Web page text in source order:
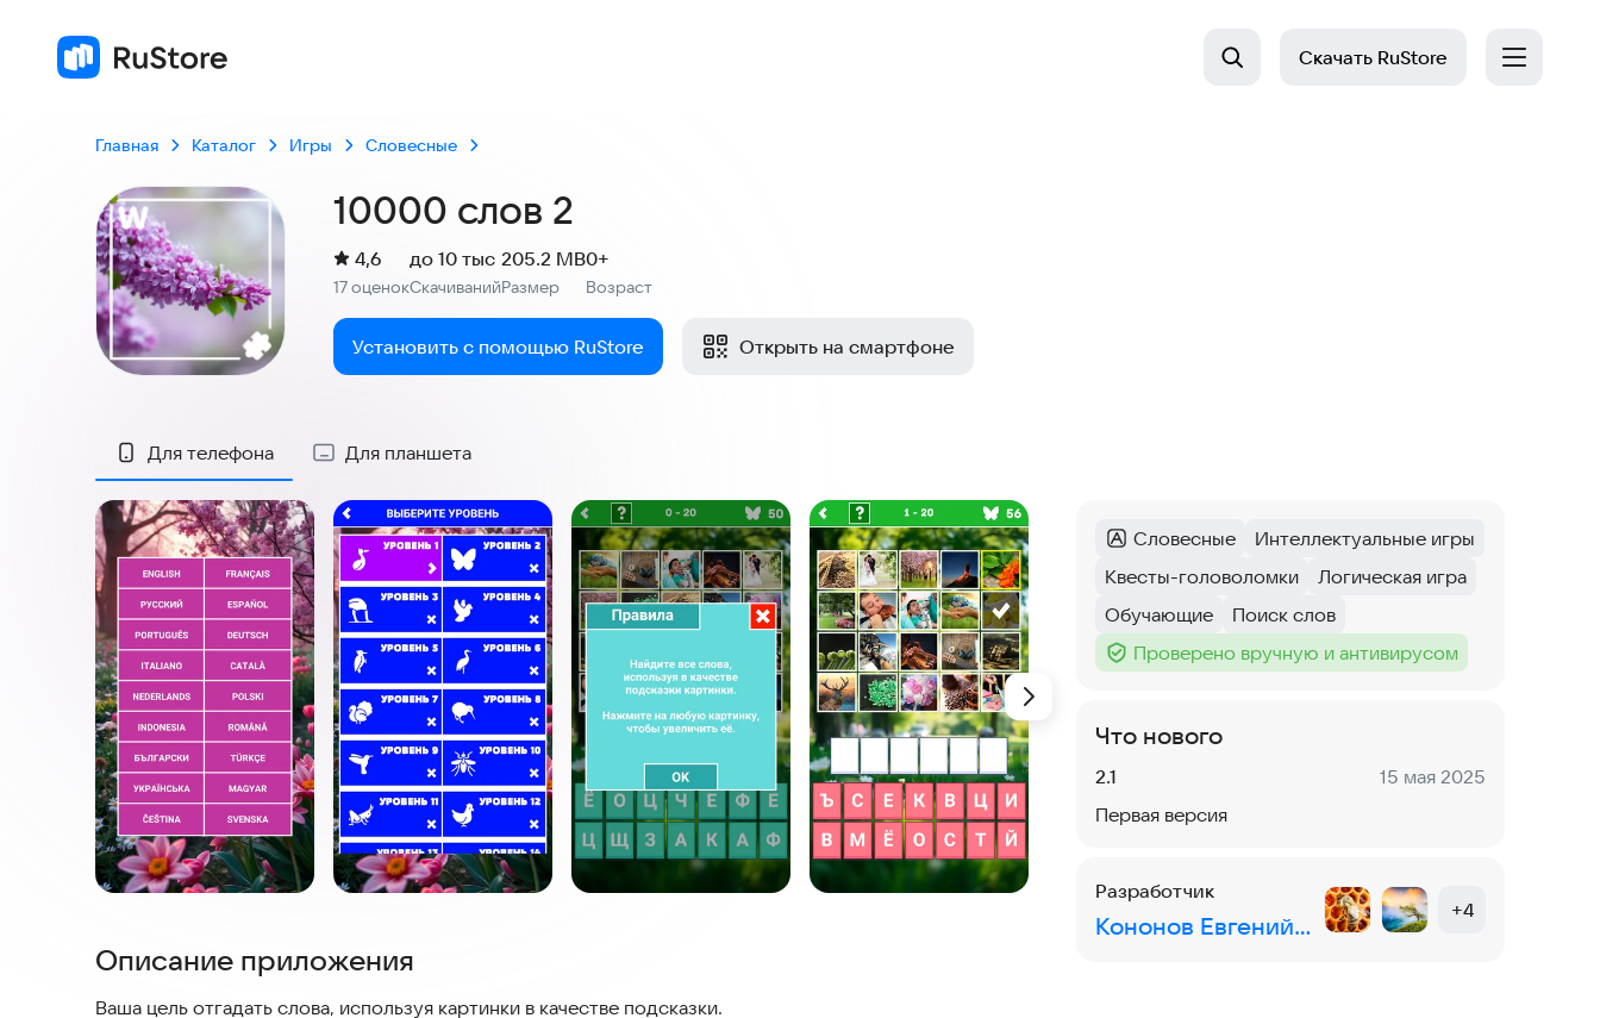
Скачать RuStore
Главная Каталог Игры Словесные
10000 слов 2
Рейтинг:
4,6
17 оценокСкачиваний
до 10 тыс
Размер
205.2 MB
Возраст
0+
Установить с помощью RuStore Открыть на смартфоне
Для телефона Для планшета
Описание приложения
Ваша цель отгадать слова, используя картинки в качестве подсказки.
Категория:
Словесные
Тег :
Интеллектуальные игры
Тег:
Квесты-головоломки
Тег:
Логическая игра
Тег:
Обучающие
Тег:
Поиск слов
Тег :
Проверено вручную и антивирусом
Что нового
Версия:
2.1 Дата:
15 мая 2025
Первая версия
Разработчик
Кононов Евгений Александрович
+4